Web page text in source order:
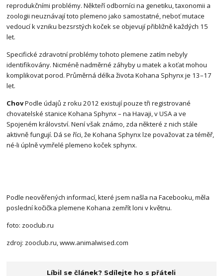
reprodukčními problémy. Někteří odborníci na genetiku, taxonomii a
zoologii neuznávají toto plemeno jako samostatné, neboť mutace
vedoucí k vzniku bezsrstých koček se objevují přibližně každých 15
let.
Specifické zdravotní problémy tohoto plemene zatím nebyly
identifikovány. Nicméně nadměrné záhyby u matek a koťat mohou
komplikovat porod. Průměrná délka života Kohana Sphynx je 13–17
let.
ChovPodle údajů z roku 2012 existují pouze tři registrované
chovatelské stanice Kohana Sphynx – na Havaji, v USA a ve
Spojeném království. Není však známo, zda některé z nich stále
aktivně fungují. Dá se říci, že Kohana Sphynx lze považovat za téměř,
né-li úplně vymřelé plemeno koček sphynx.
Podle neověřených informací, které jsem našla na Facebooku, měla
poslední kočička plemene Kohana zemřít loni v květnu.
foto: zooclub.ru
zdroj: zooclub.ru, www.animalwised.com
Líbil se článek? Sdílejte ho s přáteli